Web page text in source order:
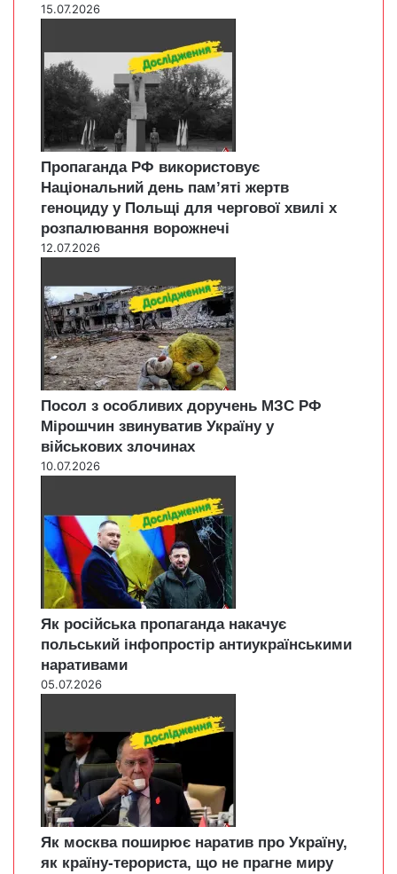
15.07.2026
Пропаганда РФ використовує
Національний день пам’яті жертв
геноциду у Польщі для чергової хвилі х
розпалювання ворожнечі
12.07.2026
Посол з особливих доручень МЗС РФ
Мірошчин звинуватив Україну у
військових злочинах
10.07.2026
Як російська пропаганда накачує
польський інфопростір антиукраїнськими
наративами
05.07.2026
Як москва поширює наратив про Україну,
як країну-терориста, що не прагне миру